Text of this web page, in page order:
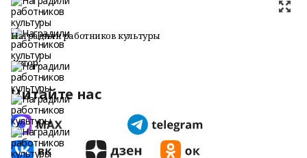
Наградили работников культуры
Автор:
Читайте нас